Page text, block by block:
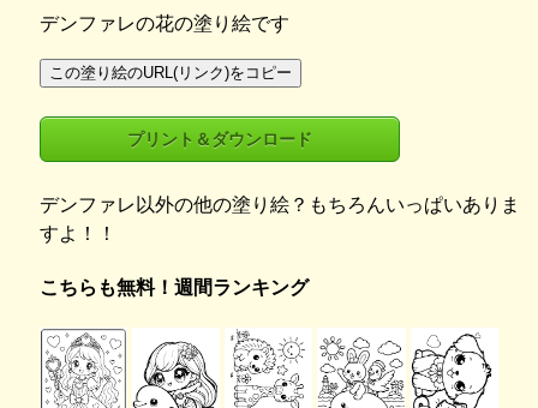
デンファレの花の塗り絵です
この塗り絵のURL(リンク)をコピー
プリント＆ダウンロード
デンファレ以外の他の塗り絵？もちろんいっぱいありま
すよ！！
こちらも無料！週間ランキング